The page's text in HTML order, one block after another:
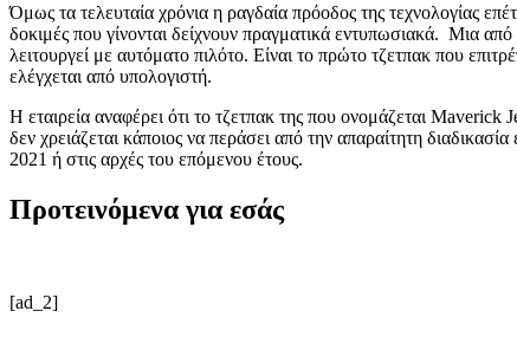
Όμως τα τελευταία χρόνια η ραγδαία πρόοδος της τεχνολογίας
δοκιμές που γίνονται δείχνουν πραγματικά εντυπωσιακά. Μια
λειτουργεί με αυτόματο πιλότο. Είναι το πρώτο τζετπακ που
ελέγχεται από υπολογιστή.
Η εταιρεία αναφέρει ότι το τζετπακ της που ονομάζεται
δεν χρειάζεται κάποιος να περάσει από την απαραίτητη
2021 ή στις αρχές του επόμενου έτους.
Προτεινόμενα για εσάς
[ad_2]